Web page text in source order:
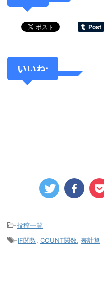
いいね:
-投稿一覧
-IF関数 COUNT関数 表計算